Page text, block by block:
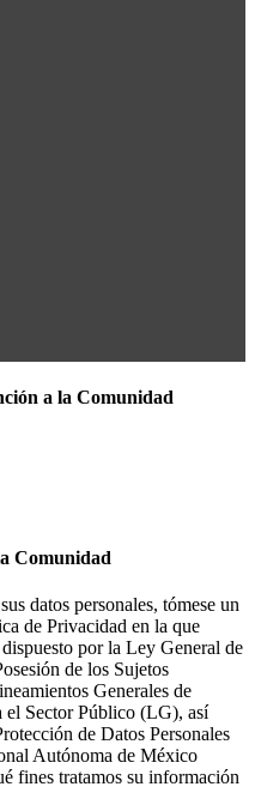
a la Comunidad
Comunidad
datos personales, tómese un
de Privacidad en la que
por la Ley General de
de los Sujetos
Generales de
el Sector Público (LG), así
de Datos Personales
Autónoma de México
fines tratamos su información